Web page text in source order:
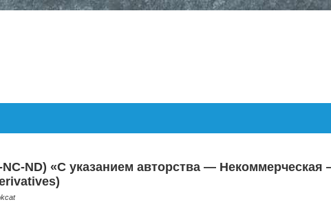
ND) «С указанием авторства —